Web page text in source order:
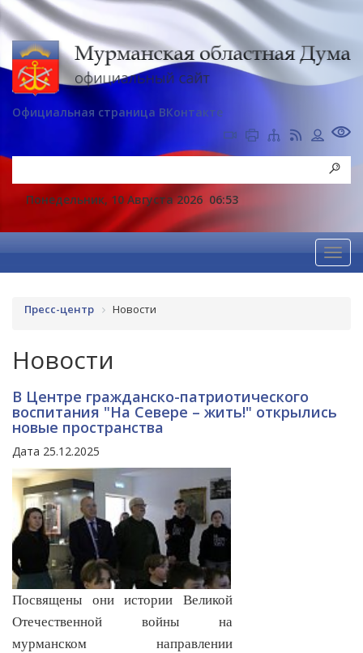
Официальная страница ВКонтакте
Понедельник, 10 Августа 2026 06:53
Пресс-центр Новости
Новости
В Центре гражданско-патриотического
воспитания "На Севере – жить!" открылись
новые пространства
Дата 25.12.2025
Посвящены они истории Великой
Отечественной войны на
мурманском направлении